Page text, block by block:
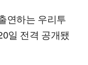
연하는 우리투
일 전격 공개됐